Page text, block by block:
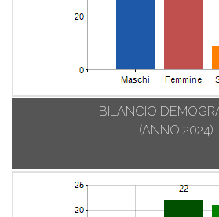
BILANCIO
(ANNO 2024)